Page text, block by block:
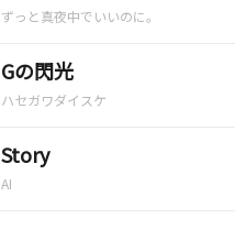
ずっと真夜中でいいのに。
Gの閃光
ハセガワダイスケ
Story
AI